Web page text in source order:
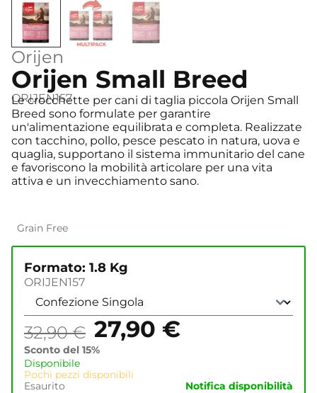
Orijen
Orijen Small Breed
ORIJEN157
Le crocchette per cani di taglia piccola Orijen Small
Breed sono formulate per garantire
un'alimentazione equilibrata e completa. Realizzate
con tacchino, pollo, pesce pescato in natura, uova e
quaglia, supportano il sistema immunitario del cane
e favoriscono la mobilità articolare per una vita
attiva e un invecchiamento sano.
Grain Free
Formato: 1.8 Kg
ORIJEN157
32,90€ 27,90 €
Sconto del 15%
Disponibile
Pochi pezzi disponibili
Esaurito
Notifica disponibilità